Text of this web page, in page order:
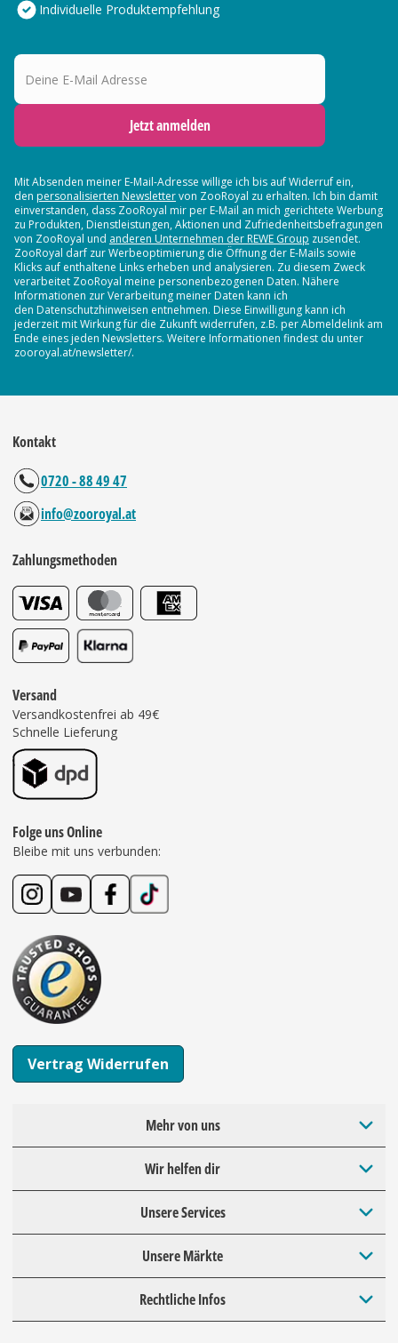
Individuelle Produktempfehlung
Deine E-Mail Adresse
Jetzt anmelden
Mit Absenden meiner E-Mail-Adresse willige ich bis auf Widerruf ein,
den personalisierten Newslettervon ZooRoyal zu erhalten. Ich bin damit
einverstanden, dass ZooRoyal mir per E-Mail an mich gerichtete Werbung
zu Produkten, Dienstleistungen, Aktionen und Zufriedenheitsbefragungen
von ZooRoyal und anderen Unternehmen der REWE Group zusendet.
ZooRoyal darf zur Werbeoptimierung die Öffnung der E-Mails sowie
Klicks auf enthaltene Links erheben und analysieren. Zu diesem Zweck
verarbeitet ZooRoyal meine personenbezogenen Daten. Nähere
Informationen zur Verarbeitung meiner Daten kann ich
den Datenschutzhinweisen entnehmen. Diese Einwilligung kann ich
jederzeit mit Wirkung für die Zukunft widerrufen, z.B. per Abmeldelink am
Ende eines jeden Newsletters. Weitere Informationen findest du unter
zooroyal.at/newsletter/.
Kontakt
0720 - 88 49 47
info@zooroyal.at
Zahlungsmethoden
Versand
Versandkostenfrei ab 49€
Schnelle Lieferung
Folge uns Online
Bleibe mit uns verbunden:
Vertrag Widerrufen
Mehr von uns
Wir helfen dir
Unsere Services
Unsere Märkte
Rechtliche Infos